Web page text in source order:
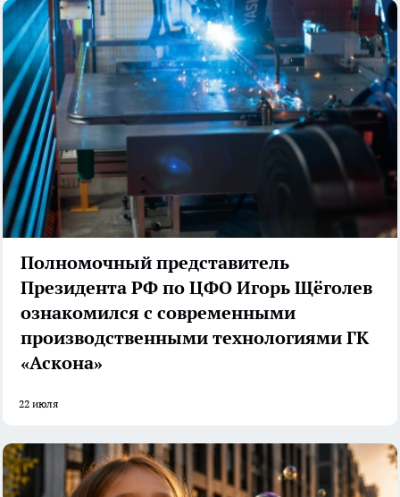
Полномочный представитель
Президента РФ по ЦФО Игорь Щёголев
ознакомился с современными
производственными технологиями ГК
«Аскона»
22 июля